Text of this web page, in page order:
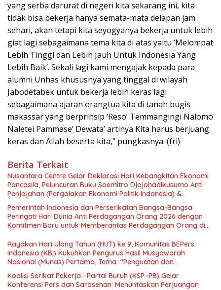
yang serba darurat di negeri kita sekarang ini, kita
tidak bisa bekerja hanya semata-mata delapan jam
sehari, akan tetapi kita seyogyanya bekerja untuk lebih
giat lagi sebagaimana tema kita di atas yaitu ‘Melompat
Lebih Tinggi dan Lebih Jauh Untuk Indonesia Yang
Lebih Baik’. Sekali lagi kami mengajak kepada para
alumni Unhas khususnya yang tinggal di wilayah
Jabodetabek untuk bekerja lebih keras lagi
sebagaimana ajaran orangtua kita di tanah bugis
makassar yang berprinsip ‘Reso’ Temmangingi Nalomo
Naletei Pammase’ Dewata’ artinya Kita harus berjuang
keras dan Allah beserta kita,” pungkasnya. (fri)
Berita Terkait
Nusantara Centre Gelar Deklarasi Hari Kebangkitan Ekonomi
Pancasila, Peluncuran Buku Soemitro Djojohadikusumo Anti
Penjajahan (Pergolakan Ekonomi Politik Indonesia) &
Simposium Nasional “Urgensi Undang-Undang Perekonomian
Nasional dan Kesejahteraan Sosial dalam Menata Bangsa
Menuju Indonesia Emas 2045”,
Pemerintah Indonesia dan Perserikatan Bangsa-Bangsa
Peringati Hari Dunia Anti Perdagangan Orang 2026 dengan
Komitmen Baru untuk Memberantas Perdagangan Orang di
Rayakan Hari Ulang Tahun (HUT) ke 9, Komunitas BEPers
Indonesia (KBI) Kukuhkan Pengurus Hasil Musyawarah
Nasional (Munas) Pertama, Tema: “Penguatan dan
Pengembangan Organisasi KBI yang Berbasis Riset di seluruh
Indonesia dan Mancanegara”.
Koalisi Serikat Pekerja– Partai Buruh (KSP–PB) Gelar
Konferensi Pers dan Sarasehan: Menuntaskan Perjuangan